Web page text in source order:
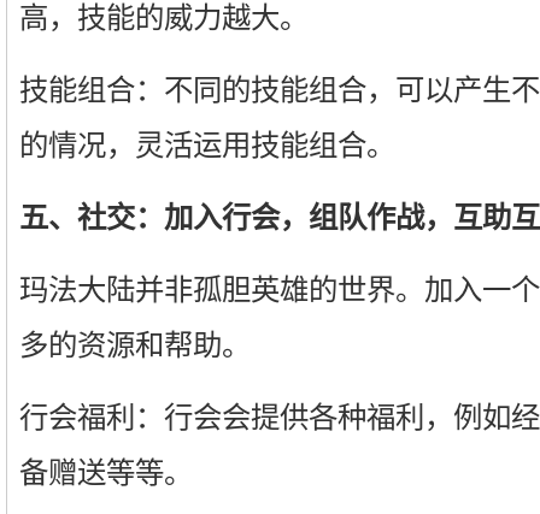
高，技能的威力越大。
技能组合：不同的技能组合，可以产生
的情况，灵活运用技能组合。
五、社交：加入行会，组队作战，互助
玛法大陆并非孤胆英雄的世界。加入一
多的资源和帮助。
行会福利：行会会提供各种福利，例如
备赠送等等。